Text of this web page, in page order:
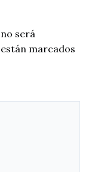
será
marcados